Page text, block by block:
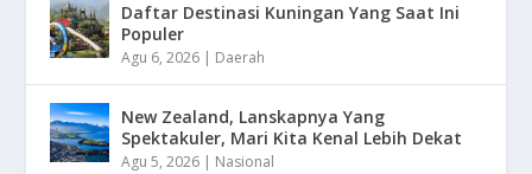
Daftar Destinasi Kuningan Yang Saat Ini
Populer
Agu 6, 2026 | Daerah
New Zealand, Lanskapnya Yang
Spektakuler, Mari Kita Kenal Lebih Dekat
Agu 5, 2026 | Nasional